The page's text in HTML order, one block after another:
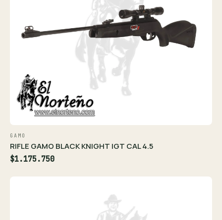
GAMO
RIFLE GAMO BLACK KNIGHT IGT CAL 4.5
$1.175.750